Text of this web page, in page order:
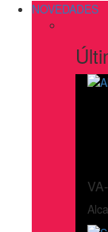
NOVEDADES